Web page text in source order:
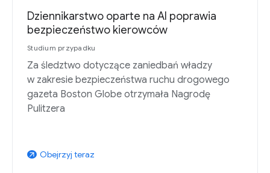
Dziennikarstwo oparte na AI poprawia
bezpieczeństwo kierowców
Studium przypadku
Za śledztwo dotyczące zaniedbań władzy
w zakresie bezpieczeństwa ruchu drogowego
gazeta Boston Globe otrzymała Nagrodę
Pulitzera
arrow_outward Obejrzyj teraz